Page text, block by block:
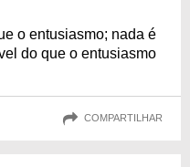
o entusiasmo; nada é
do que o entusiasmo
COMPARTILHAR